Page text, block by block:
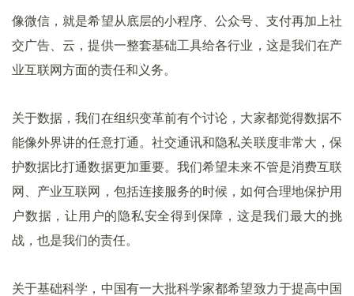
像微信，就是希望从底层的小程序、公众号、支付再加上社
交广告、云，提供一整套基础工具给各行业，这是我们在产
业互联网方面的责任和义务。
关于数据，我们在组织变革前有个讨论，大家都觉得数据不
能像外界讲的任意打通。社交通讯和隐私关联度非常大，保
护数据比打通数据更加重要。我们希望未来不管是消费互联
网、产业互联网，包括连接服务的时候，如何合理地保护用
户数据，让用户的隐私安全得到保障，这是我们最大的挑
战，也是我们的责任。
关于基础科学，中国有一大批科学家都希望致力于提高中国